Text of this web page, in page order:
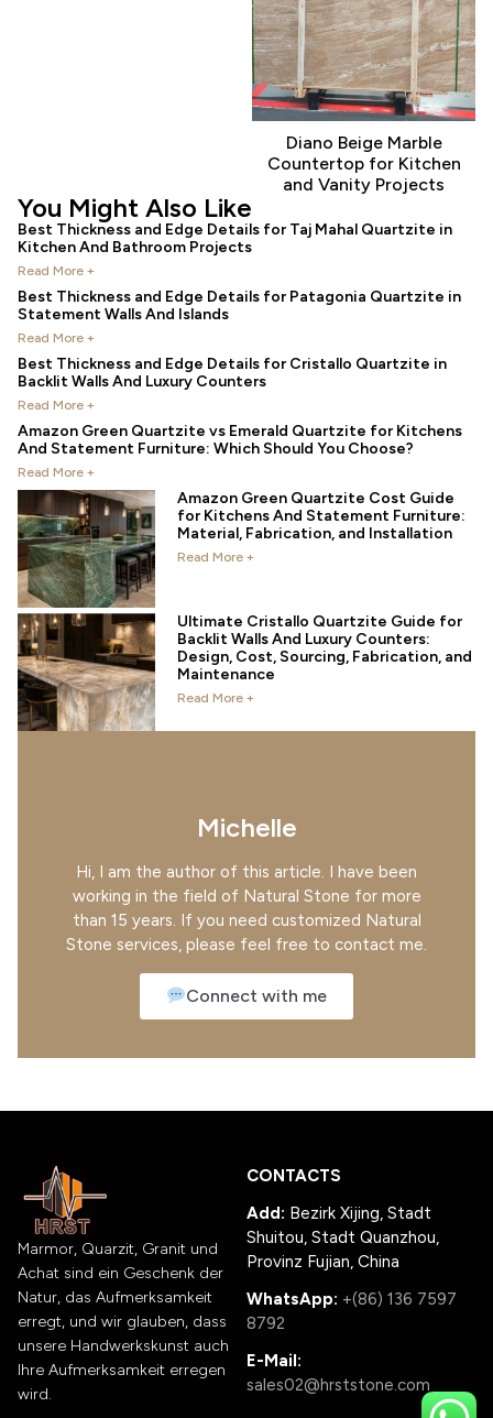
Diano Beige Marble
Countertop for Kitchen
and Vanity Projects
You Might Also Like
Best Thickness and Edge Details for Taj Mahal Quartzite in
Kitchen And Bathroom Projects
Read More +
Best Thickness and Edge Details for Patagonia Quartzite in
Statement Walls And Islands
Read More +
Best Thickness and Edge Details for Cristallo Quartzite in
Backlit Walls And Luxury Counters
Read More +
Amazon Green Quartzite vs Emerald Quartzite for Kitchens
And Statement Furniture: Which Should You Choose?
Read More +
Amazon Green Quartzite Cost Guide
for Kitchens And Statement Furniture:
Material, Fabrication, and Installation
Read More +
Ultimate Cristallo Quartzite Guide for
Backlit Walls And Luxury Counters:
Design, Cost, Sourcing, Fabrication, and
Maintenance
Read More +
Michelle
Hi, I am the author of this article. I have been
working in the field of Natural Stone for more
than 15 years. If you need customized Natural
Stone services, please feel free to contact me.
Connect with me
Marmor, Quarzit, Granit und
Achat sind ein Geschenk der
Natur, das Aufmerksamkeit
erregt, und wir glauben, dass
unsere Handwerkskunst auch
Ihre Aufmerksamkeit erregen
wird.
CONTACTS
Add: Bezirk Xijing, Stadt
Shuitou, Stadt Quanzhou,
Provinz Fujian, China
WhatsApp: +(86) 136 7597
8792
E-Mail:
sales02@hrststone.com